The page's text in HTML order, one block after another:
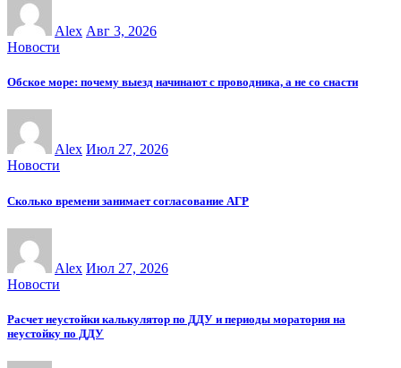
Alex Авг 3, 2026
Новости
Обское море: почему выезд начинают с проводника, а не со снасти
Alex Июл 27, 2026
Новости
Сколько времени занимает согласование АГР
Alex Июл 27, 2026
Новости
Расчет неустойки калькулятор по ДДУ и периоды моратория на
неустойку по ДДУ